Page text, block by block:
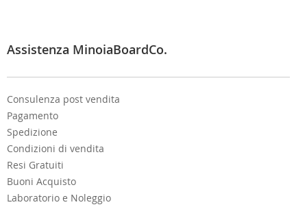
e
:
Assistenza MinoiaBoardCo.
Consulenza post vendita
Pagamento
Spedizione
Condizioni di vendita
Resi Gratuiti
Buoni Acquisto
Laboratorio e Noleggio